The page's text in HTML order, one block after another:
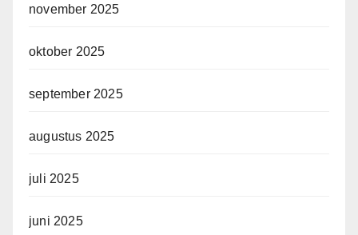
november 2025
oktober 2025
september 2025
augustus 2025
juli 2025
juni 2025